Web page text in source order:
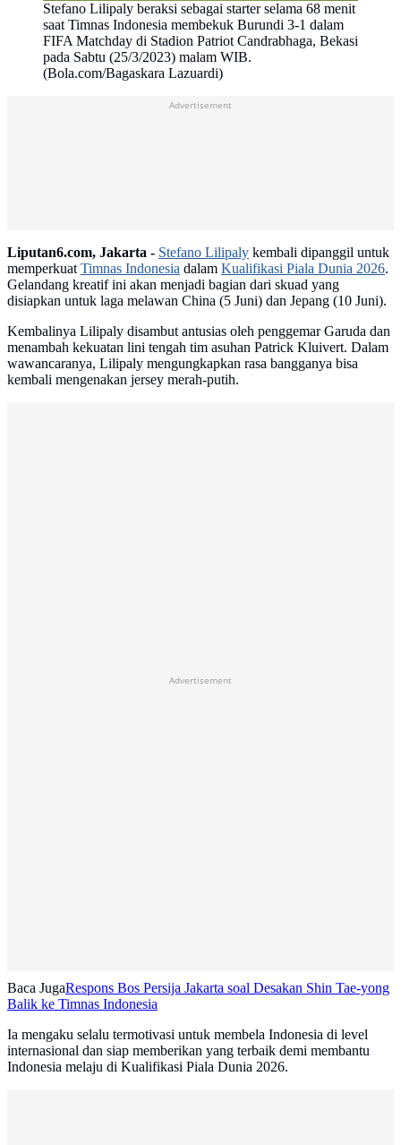
Stefano Lilipaly beraksi sebagai starter selama 68 menit
saat Timnas Indonesia membekuk Burundi 3-1 dalam
FIFA Matchday di Stadion Patriot Candrabhaga, Bekasi
pada Sabtu (25/3/2023) malam WIB.
(Bola.com/Bagaskara Lazuardi)
Advertisement
Liputan6.com, Jakarta - Stefano Lilipaly kembali dipanggil untuk
memperkuatTimnas Indonesia dalam Kualifikasi Piala Dunia 2026.
Gelandang kreatif ini akan menjadi bagian dari skuad yang
disiapkan untuk laga melawan China (5 Juni) dan Jepang (10 Juni).
Kembalinya Lilipaly disambut antusias oleh penggemar Garuda dan
menambah kekuatan lini tengah tim asuhan Patrick Kluivert. Dalam
wawancaranya, Lilipaly mengungkapkan rasa bangganya bisa
kembali mengenakan jersey merah-putih.
Advertisement
Baca JugaRespons Bos Persija Jakarta soal Desakan Shin Tae-yong
Balik ke Timnas Indonesia
Ia mengaku selalu termotivasi untuk membela Indonesia di level
internasional dan siap memberikan yang terbaik demi membantu
Indonesia melaju di Kualifikasi Piala Dunia 2026.